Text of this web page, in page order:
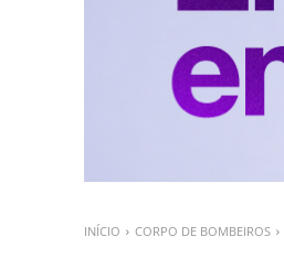
INÍCIO CORPO DE BOMBEIROS